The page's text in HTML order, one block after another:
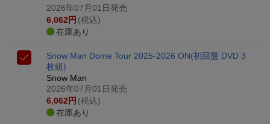
2026年07月01日発売
6,062 円 (税込)
在庫あり
Snow Man Dome Tour 2025-2026 ON(初回盤 DVD 3
枚組)
Snow Man
2026年07月01日発売
6,062 円 (税込)
在庫あり